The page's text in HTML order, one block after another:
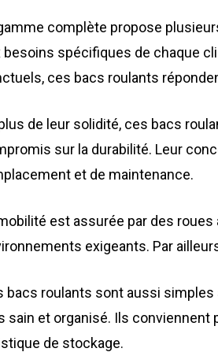
complète propose
besoins spécifiques de chaque
ces bacs roulants
de leur solidité, ces bacs
sur la durabilité. Leur
et de maintenance.
est assurée par des
exigeants. Par
bacs roulants sont aussi
sain et organisé. Ils
de stockage.